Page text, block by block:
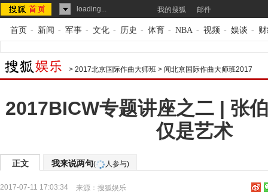
loading... 我的搜狐 邮件
首页 - 新闻 - 军事 - 文化 - 历史 - 体育 - NBA - 视频 - 娱谈 -
> 2017北京国际作曲大师班 > 闻北京国际作曲大师班2017
2017BICW专题讲座之二 | 张
仅是艺术
正文 我来说两句( 人参与)
2017-07-11 17:03:34 来源： 搜狐娱乐